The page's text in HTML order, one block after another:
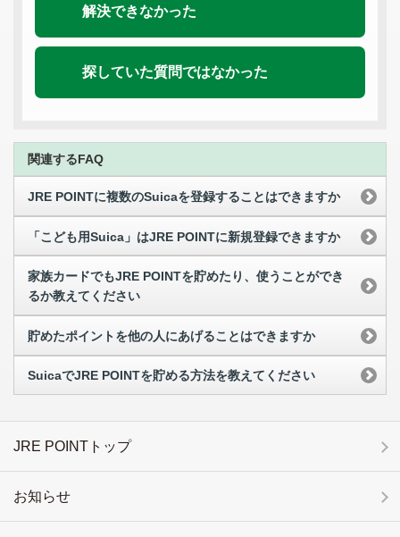
解決できなかった
探していた質問ではなかった
関連するFAQ
JRE POINTに複数のSuicaを登録することはできますか
「こども用Suica」はJRE POINTに新規登録できますか
家族カードでもJRE POINTを貯めたり、使うことができ
るか教えてください
貯めたポイントを他の人にあげることはできますか
SuicaでJRE POINTを貯める方法を教えてください
JRE POINTトップ
お知らせ